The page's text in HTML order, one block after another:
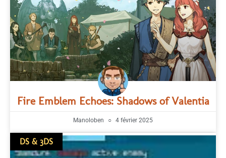
Fire Emblem Echoes: Shadows of Valentia
Manoloben 4 février 2025
DS & 3DS